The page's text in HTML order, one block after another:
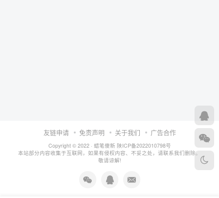
友链申请 免责声明 关于我们 广告合作
Copyright © 2022 · 蜡笔傻新 陕ICP备2022010798号
本站部分内容收集于互联网，如果有侵权内容、不妥之处，请联系我们删除。
敬请谅解!